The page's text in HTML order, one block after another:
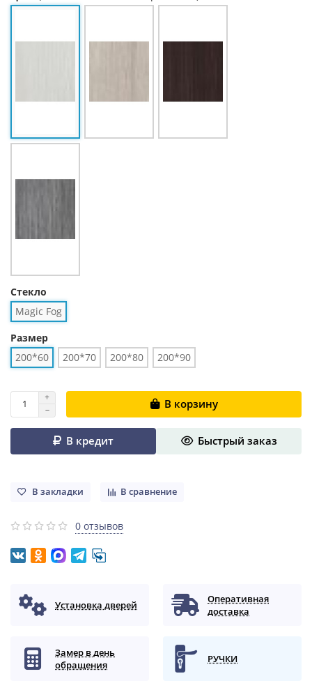
Стекло
Magic Fog
Размер
200*60
200*70 200*80 200*90
В корзину
В кредит Быстрый заказ
В закладки В сравнение
0 отзывов
Установка дверей
Оперативная
доставка
Замер в день
обращения
РУЧКИ